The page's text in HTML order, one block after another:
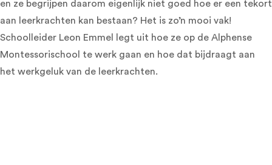
en ze begrijpen daarom eigenlijk niet goed hoe er een tekort
aan leerkrachten kan bestaan? Het is zo’n mooi vak!
Schoolleider Leon Emmel legt uit hoe ze op de Alphense
Montessorischool te werk gaan en hoe dat bijdraagt aan
het werkgeluk van de leerkrachten.